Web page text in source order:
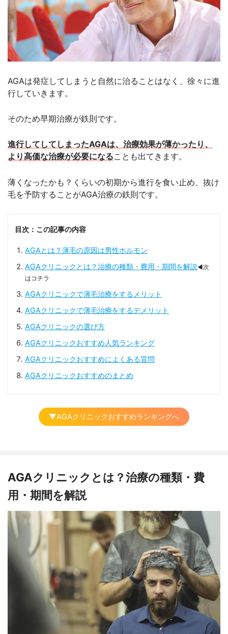
AGAは発症してしまうと自然に治ることはなく、徐々に進
行していきます。
そのため早期治療が鉄則です。
進行してしてしまったAGAは、治療効果が薄かったり、
より高価な治療が必要になることも出てきます。
薄くなったかも？くらいの初期から進行を食い止め、抜け
毛を予防することがAGA治療の鉄則です。
目次：この記事の内容
AGAとは？薄毛の原因は男性ホルモン
AGAクリニックとは？治療の種類・費用・期間を解説◀次
はコチラ
AGAクリニックで薄毛治療をするメリット
AGAクリニックで薄毛治療をするデメリット
AGAクリニックの選び方
AGAクリニックおすすめ人気ランキング
AGAクリニックおすすめによくある質問
AGAクリニックおすすめのまとめ
▼AGAクリニックおすすめランキングへ
AGAクリニックとは？治療の種類・費
用・期間を解説